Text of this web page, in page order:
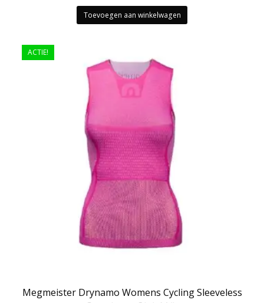
prijs
was:
prijs
is:
Toevoegen aan winkelwagen
ACTIE!
Megmeister Drynamo Womens Cycling Sleeveless